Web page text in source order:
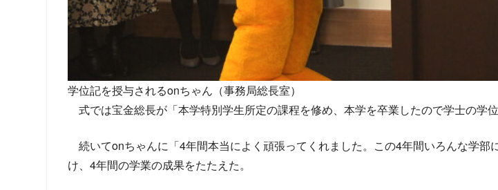
学位記を授与されるonちゃん（事務局総長室）
式では宝金総長が「本学特別学生所定の課程を修め、本学を卒業したので学士の学
続いてonちゃんに「4年間本当によく頑張ってくれました。この4年間いろんな学
け、4年間の学業の成果をたたえた。